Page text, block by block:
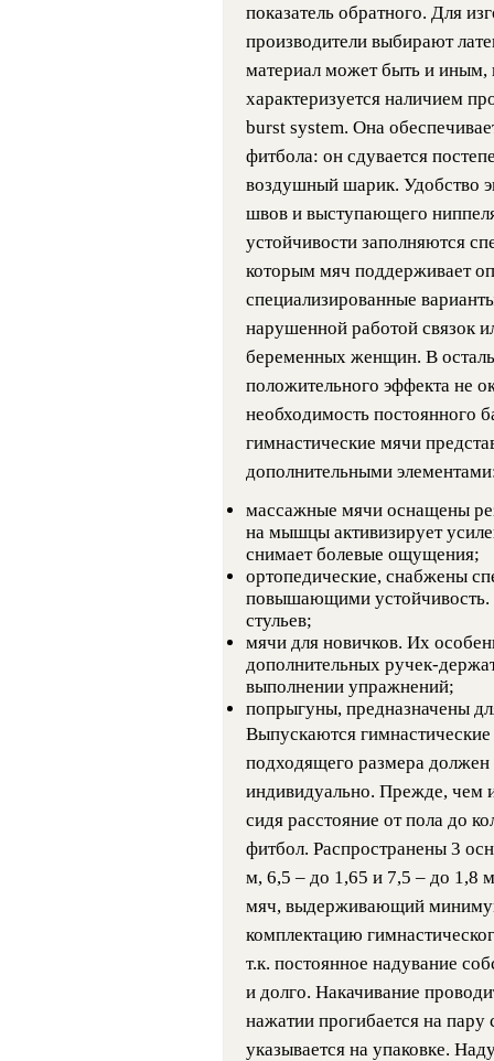
показатель обратного. Для
производители выбирают
материал может быть и иным,
характеризуется наличием
burst system. Она
фитбола: он сдувается
воздушный шарик. Удобство
швов и выступающего
устойчивости заполняются
которым мяч поддерживает
специализированные
нарушенной работой связок
беременных женщин. В
положительного эффекта не
необходимость постоянного
гимнастические мячи
дополнительными
массажные мячи оснащены
на мышцы активизирует
снимает болевые ощущения;
ортопедические, снабжены
повышающими устойчивость.
стульев;
мячи для новичков. Их
дополнительных ручек-
выполнении упражнений;
попрыгуны, предназначены
Выпускаются
подходящего размера должен
индивидуально. Прежде, чем
сидя расстояние от пола до
фитбол. Распространены 3
м, 6,5 – до 1,65 и 7,5 – до 1,8
мяч, выдерживающий
комплектацию
т.к. постоянное надувание
и долго. Накачивание
нажатии прогибается на
указывается на упаковке.